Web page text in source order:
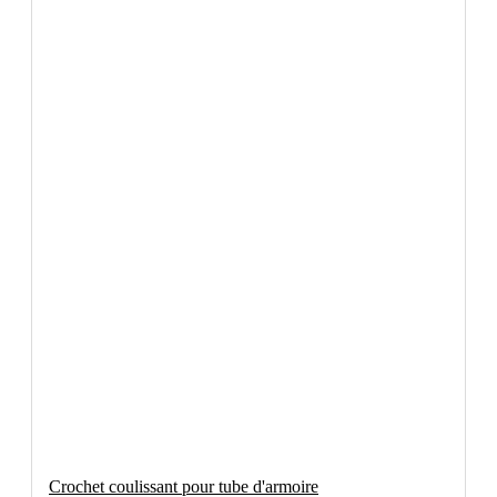
Crochet coulissant pour tube d'armoire